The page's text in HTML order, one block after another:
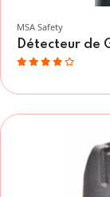
MSA Safety
Détecteur de